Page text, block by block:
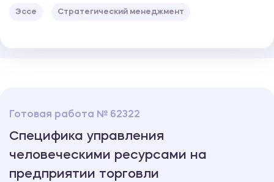
Эссе Стратегический менеджмент
Готовая работа № 62322
Специфика управления
человеческими ресурсами на
предприятии торговли